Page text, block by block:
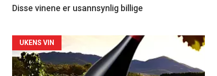
3
Disse vinene er usannsynlig billige
Forsiden
akkurat
UKENS VIN